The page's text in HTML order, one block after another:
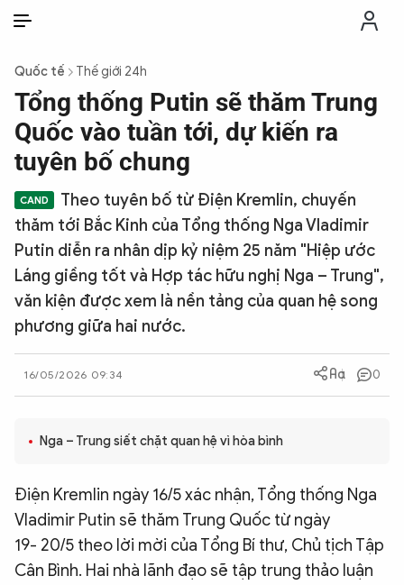
THỜI SỰ
CHỐNG DIỄN BIẾN HÒA BÌNH
CÔNG AN TRONG LÒNG DÂN
XÃ HỘI
PHÁP LUẬT
CÔNG NGHỆ
BẠN ĐỌC & CAND
Quốc tế Thế giới 24h
Tổng thống Putin sẽ thăm Trung
Quốc vào tuần tới, dự kiến ra
tuyên bố chung
Theo tuyên bố từ Điện Kremlin, chuyến
thăm tới Bắc Kinh của Tổng thống Nga Vladimir
Putin diễn ra nhân dịp kỷ niệm 25 năm "Hiệp ước
Láng giềng tốt và Hợp tác hữu nghị Nga – Trung",
văn kiện được xem là nền tảng của quan hệ song
phương giữa hai nước.
16/05/2026 09:34 0
Nga – Trung siết chặt quan hệ vì hòa bình
Điện Kremlin ngày 16/5 xác nhận, Tổng thống Nga
Vladimir Putin sẽ thăm Trung Quốc từ ngày
19- 20/5 theo lời mời của Tổng Bí thư, Chủ tịch Tập
Cân Bình. Hai nhà lãnh đạo sẽ tập trung thảo luận